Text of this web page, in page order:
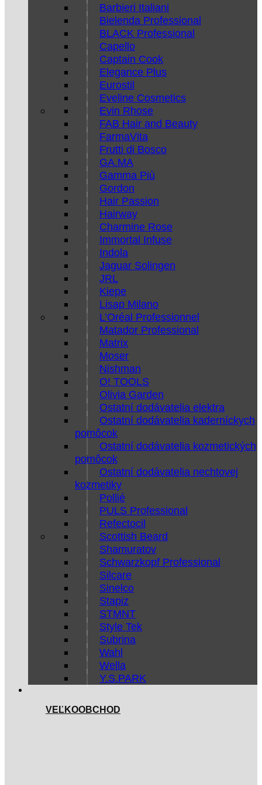
Barbieri Italiani
Bielenda Professional
BLACK Professional
Capello
Captain Cook
Elegance Plus
Eurostil
Eveline Cosmetics
Evin Rhose
FAB Hair and Beauty
FarmaVita
Frutti di Bosco
GA.MA
Gamma Più
Gordon
Hair Passion
Hairway
Charmine Rose
Immortal Infuse
Indola
Jaguar Solingen
JRL
Kiepe
Lisap Milano
L’Oréal Professionnel
Matador Professional
Matrix
Moser
Nishman
O! TOOLS
Olivia Garden
Ostatní dodávatelia elektra
Ostatní dodávatelia kaderníckych
pomôcok
Ostatní dodávatelia kozmetických
pomôcok
Ostatní dodávatelia nechtovej
kozmetiky
Pollié
PULS Professional
Refectocil
Scottish Beard
Shamuratov
Schwarzkopf Professional
Silcare
Sinelco
Stapiz
STMNT
Style Tek
Subrina
Wahl
Wella
Y.S.PARK
VEĽKOOBCHOD